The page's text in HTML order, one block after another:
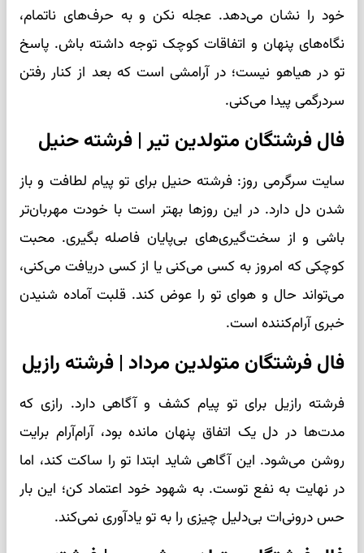
خود را نشان می‌دهد. عجله نکن و به حرف‌های ناتمام،
نگاه‌های پنهان و اتفاقات کوچک توجه داشته باش. پاسخ
تو در هیاهو نیست؛ در آرامشی است که بعد از کنار رفتن
سردرگمی پیدا می‌کنی.
فال فرشتگان متولدین تیر | فرشته حنیل
سایت سرگرمی روز: فرشته حنیل برای تو پیام لطافت و باز
شدن دل دارد. در این روزها بهتر است با خودت مهربان‌تر
باشی و از سخت‌گیری‌های بی‌پایان فاصله بگیری. محبت
کوچکی که امروز به کسی می‌کنی یا از کسی دریافت می‌کنی،
می‌تواند حال و هوای تو را عوض کند. قلبت آماده شنیدن
خبری آرام‌کننده است.
فال فرشتگان متولدین مرداد | فرشته رازیل
فرشته رازیل برای تو پیام کشف و آگاهی دارد. رازی که
مدت‌ها در دل یک اتفاق پنهان مانده بود، آرام‌آرام برایت
روشن می‌شود. این آگاهی شاید ابتدا تو را ساکت کند، اما
در نهایت به نفع توست. به شهود خود اعتماد کن؛ این بار
حس درونی‌ات بی‌دلیل چیزی را به تو یادآوری نمی‌کند.